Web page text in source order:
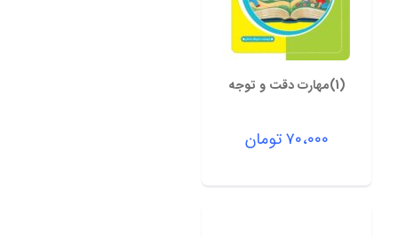
(1)مهارت دقت و توجه
۷۰،۰۰۰تومان